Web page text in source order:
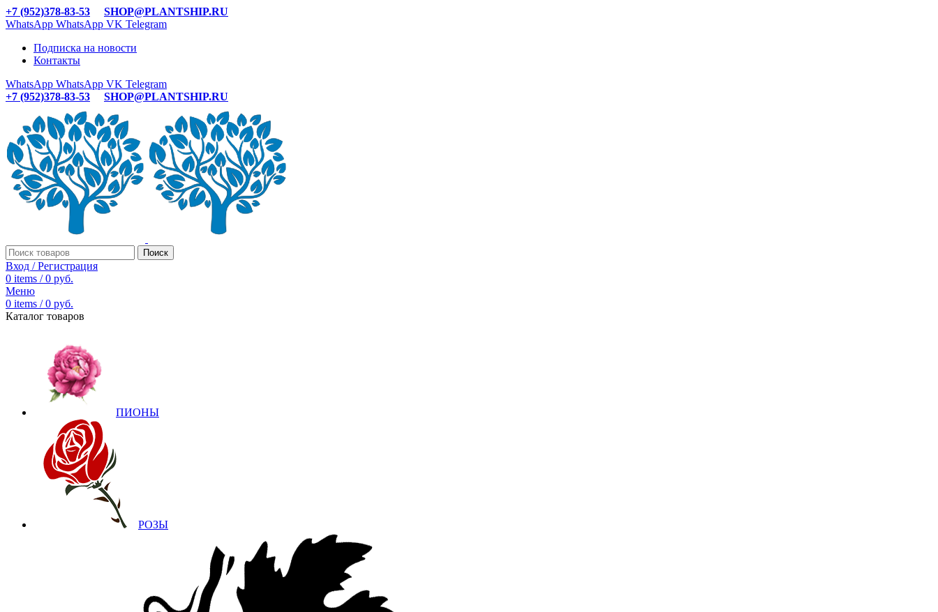
+7 (952)378-83-53
SHOP@PLANTSHIP.RU
WhatsApp WhatsApp VK Telegram
Подписка на новости
Контакты
WhatsApp WhatsApp VK Telegram
+7 (952)378-83-53
SHOP@PLANTSHIP.RU
Поиск
Вход / Регистрация
0 items / 0 руб.
Меню
0 items / 0 руб.
Каталог товаров
ПИОНЫ
РОЗЫ